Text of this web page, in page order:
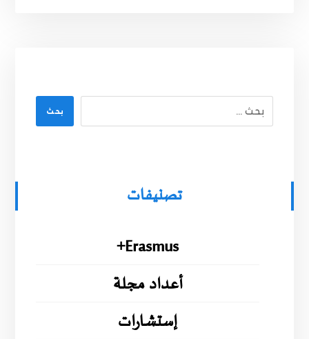
بحث
تصنيفات
Erasmus+
أعداد مجلة
إستشارات